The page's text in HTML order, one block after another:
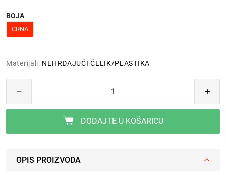
BOJA
CRNA
Materijali: NEHRĐAJUĆI ČELIK/PLASTIKA
DODAJTE U KOŠARICU
OPIS PROIZVODA